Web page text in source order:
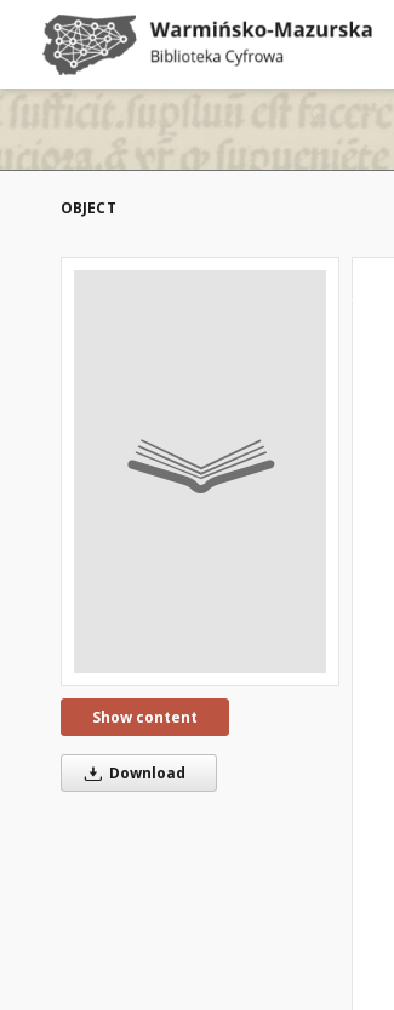
OBJECT
Show content
Download